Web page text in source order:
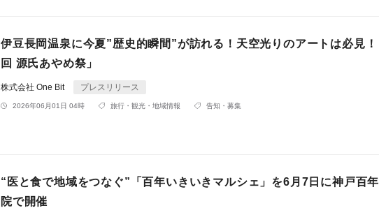
伊豆長岡温泉に今夏”歴史的瞬間”が訪れる！天空光りのアートは必見
回 源氏あやめ祭」
株式会社 One Bit プレスリリース
2026年06月01日 04時 旅行・観光・地域情報 告知・募集
“医と食で地域をつなぐ”「百年いきいきマルシェ」を6月7日に神戸百
院で開催